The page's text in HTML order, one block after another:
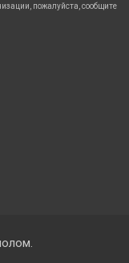
пожалуйста, сообщите